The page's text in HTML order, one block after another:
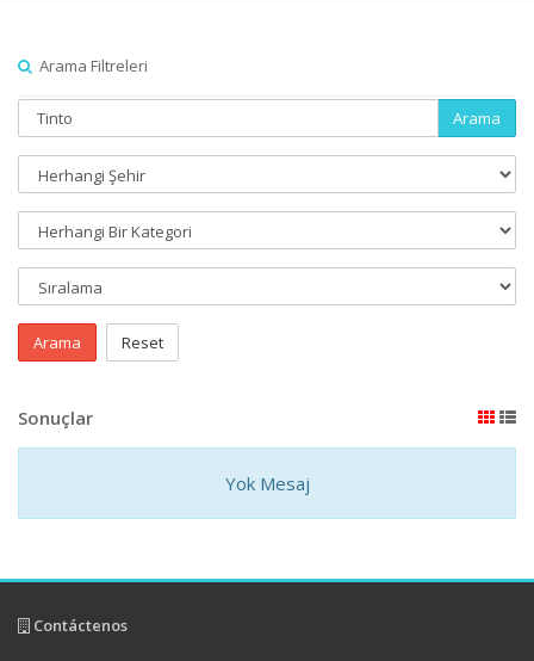
Arama Filtreleri
Arama
Arama Reset
Sonuçlar
Yok Mesaj
Contáctenos